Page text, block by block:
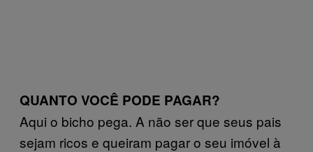
QUANTO VOCÊ PODE PAGAR?
Aqui o bicho pega. A não ser que seus pais
sejam ricos e queiram pagar o seu imóvel à